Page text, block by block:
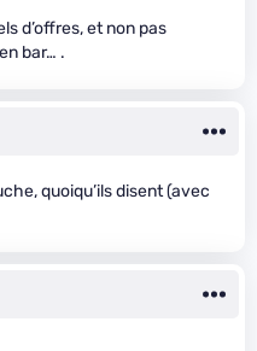
d’offres, et non pas
bar… .
quoiqu’ils disent (avec